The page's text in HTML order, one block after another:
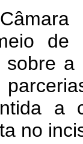
de
sobre
a
no